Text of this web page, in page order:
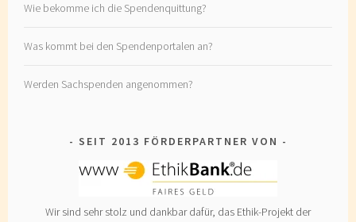
Wie bekomme ich die Spendenquittung?
Was kommt bei den Spendenportalen an?
Werden Sachspenden angenommen?
SEIT 2013 FÖRDERPARTNER VON
Wir sind sehr stolz und dankbar dafür, das Ethik-Projekt der